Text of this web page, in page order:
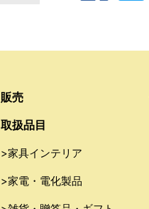
販売
取扱品目
>家具インテリア
>家電・電化製品